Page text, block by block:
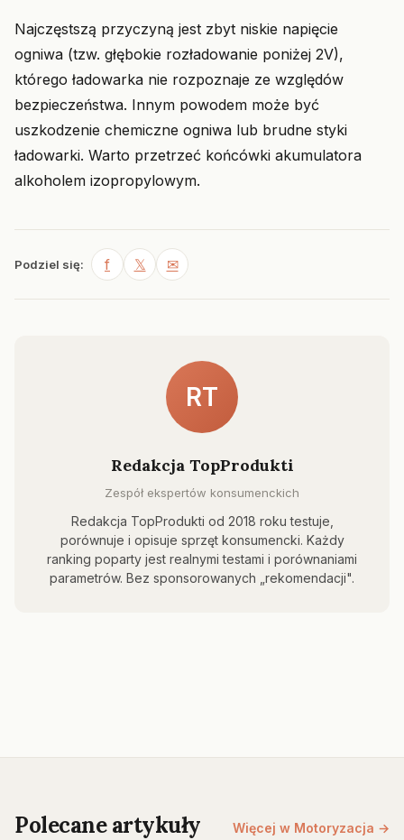
Najczęstszą przyczyną jest zbyt niskie napięcie
ogniwa (tzw. głębokie rozładowanie poniżej 2V),
którego ładowarka nie rozpoznaje ze względów
bezpieczeństwa. Innym powodem może być
uszkodzenie chemiczne ogniwa lub brudne styki
ładowarki. Warto przetrzeć końcówki akumulatora
alkoholem izopropylowym.
Podziel się: f 𝕏 ✉
RT
Redakcja TopProdukti
Zespół ekspertów konsumenckich
Redakcja TopProdukti od 2018 roku testuje,
porównuje i opisuje sprzęt konsumencki. Każdy
ranking poparty jest realnymi testami i porównaniami
parametrów. Bez sponsorowanych „rekomendacji".
Polecane artykuły Więcej w Motoryzacja →